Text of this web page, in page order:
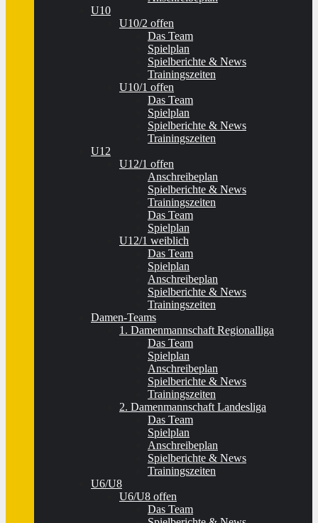
U10
U10/2 offen
Das Team
Spielplan
Spielberichte & News
Trainingszeiten
U10/1 offen
Das Team
Spielplan
Spielberichte & News
Trainingszeiten
U12
U12/1 offen
Anschreibeplan
Spielberichte & News
Trainingszeiten
Das Team
Spielplan
U12/1 weiblich
Das Team
Spielplan
Anschreibeplan
Spielberichte & News
Trainingszeiten
Damen-Teams
1. Damenmannschaft Regionalliga
Das Team
Spielplan
Anschreibeplan
Spielberichte & News
Trainingszeiten
2. Damenmannschaft Landesliga
Das Team
Spielplan
Anschreibeplan
Spielberichte & News
Trainingszeiten
U6/U8
U6/U8 offen
Das Team